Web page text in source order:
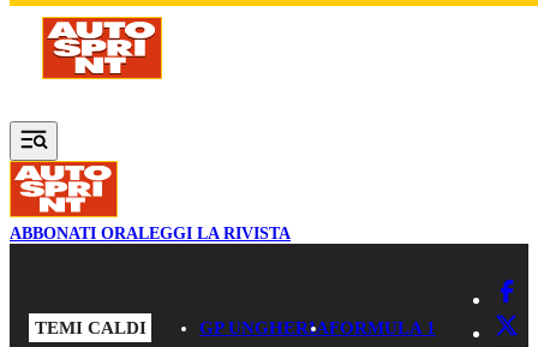
Vai al contenuto principale
ABBONATI ORALEGGI LA RIVISTA
TEMI CALDI GP UNGHERIAFORMULA 1